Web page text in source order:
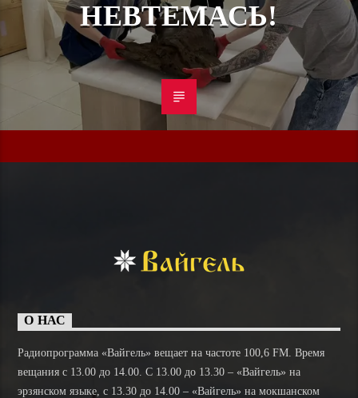
НЕВТЕМАСЬ!
О НАС
Радиопрограмма «Вайгель» вещает на частоте 100,6 FM. Время
вещания с 13.00 до 14.00. C 13.00 до 13.30 – «Вайгель» на
эрзянском языке, с 13.30 до 14.00 – «Вайгель» на мокшанском